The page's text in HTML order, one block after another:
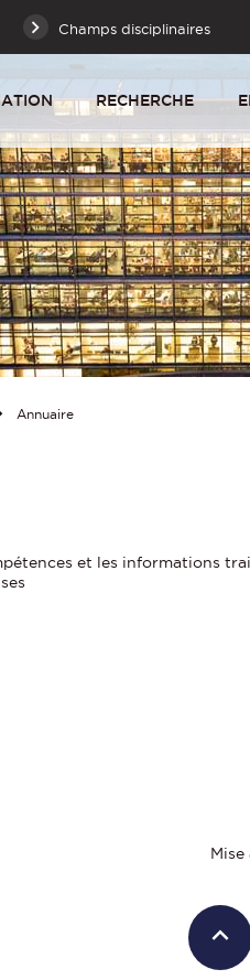
Champs disciplinaires
RECHERCHE
Annuaire
et les informations